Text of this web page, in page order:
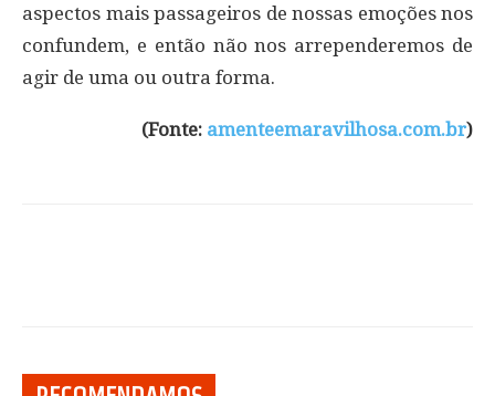
aspectos mais passageiros de nossas emoções nos
confundem, e então não nos arrependeremos de
agir de uma ou outra forma.
(Fonte: amenteemaravilhosa.com.br)